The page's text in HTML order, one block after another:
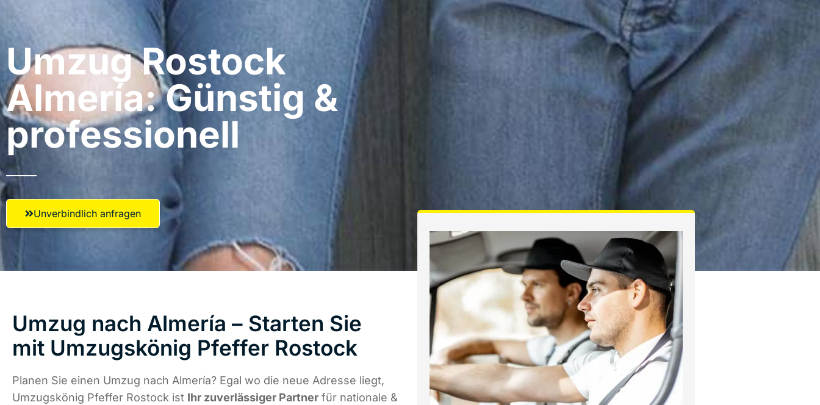
Umzug Rostock​
Almería: Günstig &
professionell​
Unverbindlich anfragen
Umzug nach Almería – Starten Sie
mit Umzugskönig Pfeffer Rostock
Planen Sie einen Umzug nach Almería? Egal wo die neue Adresse liegt,
Umzugskönig Pfeffer Rostock ist Ihr zuverlässiger Partner für nationale &